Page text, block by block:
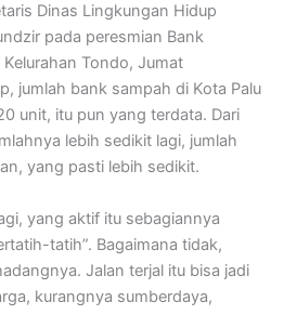
Dinas Lingkungan Hidup
pada peresmian Bank
Tondo, Jumat
jumlah bank sampah di Kota Palu
unit, itu pun yang terdata. Dari
lebih sedikit lagi, jumlah
yang pasti lebih sedikit.
yang aktif itu sebagiannya
tatih”. Bagaimana tidak,
Jalan terjal itu bisa jadi
kurangnya sumberdaya,